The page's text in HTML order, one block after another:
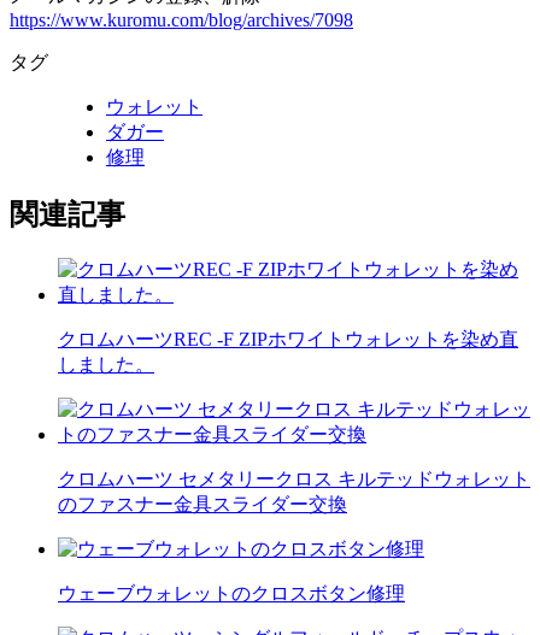
https://www.kuromu.com/blog/archives/7098
タグ
ウォレット
ダガー
修理
関連記事
クロムハーツREC -F ZIPホワイトウォレットを染め直
しました。
クロムハーツ セメタリークロス キルテッドウォレット
のファスナー金具スライダー交換
ウェーブウォレットのクロスボタン修理